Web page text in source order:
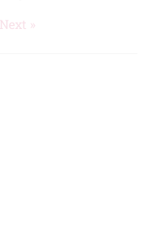
Next »